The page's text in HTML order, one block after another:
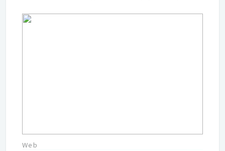
を見つけて世の中に伝えることを使命としてきました。私たちは
Web